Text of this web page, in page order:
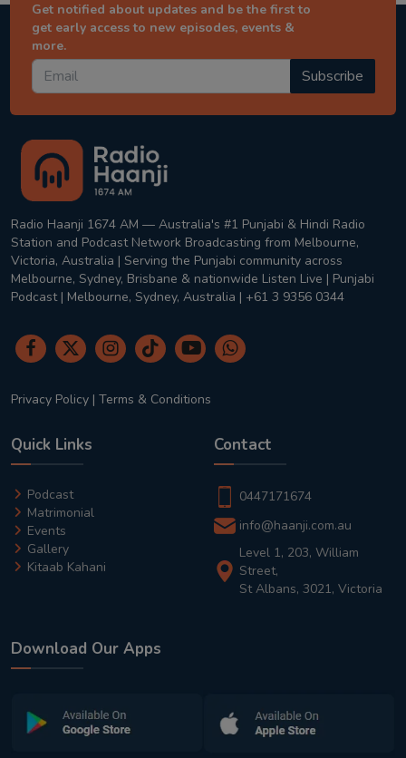
Get notified about updates and be the first to
get early access to new episodes, events &
more.
Subscribe
Radio Haanji 1674 AM — Australia's #1 Punjabi & Hindi Radio
Station and Podcast Network Broadcasting from Melbourne,
Victoria, Australia | Serving the Punjabi community across
Melbourne, Sydney, Brisbane & nationwide Listen Live | Punjabi
Podcast | Melbourne, Sydney, Australia | +61 3 9356 0344
Privacy Policy | Terms & Conditions
Quick Links
Podcast
Matrimonial
Events
Gallery
Kitaab Kahani
Contact
0447171674
info@haanji.com.au
Level 1, 203, William
Street,
St Albans, 3021, Victoria
Download Our Apps